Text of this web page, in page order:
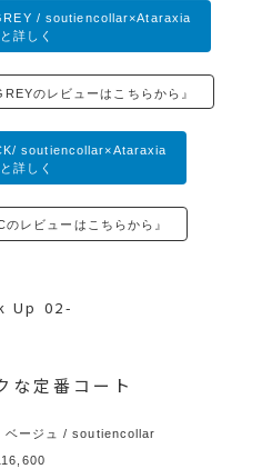
/ soutiencollar×Ataraxia
詳しく
のレビューはこちらから』
soutiencollar×Ataraxia
詳しく
のレビューはこちらから』
Up 02-
な定番コート
ベージュ / soutiencollar